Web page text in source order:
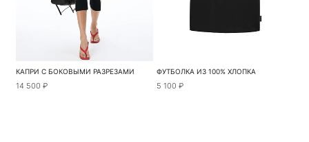
КАПРИ С БОКОВЫМИ РАЗРЕЗАМИ
14 500 ₽
ФУТБОЛКА ИЗ 100% ХЛОПКА
5 100 ₽